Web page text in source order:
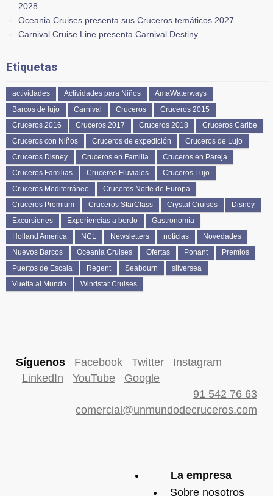
2028
Oceania Cruises presenta sus Cruceros temáticos 2027
Carnival Cruise Line presenta Carnival Destiny
Etiquetas
actividades Actividades para Niños
AmaWaterways
Barcos de lujo
Carnival Cruceros
Cruceros 2015
Cruceros 2016
Cruceros 2017 Cruceros 2018
Cruceros Caribe
Cruceros con Niños
Cruceros de expedición
Cruceros de Lujo
Cruceros Disney
Cruceros en Familia
Cruceros en Pareja
Cruceros Familias
Cruceros Fluviales
Cruceros Lujo
Cruceros Mediterráneo
Cruceros Norte de Europa
Cruceros Premium
Cruceros StarClass Crystal Cruises
Disney
Excursiones
Experiencias a bordo
Gastronomía
Holland America
NCL Newsletters noticias
Novedades
Nuevos Barcos
Oceania Cruises Ofertas Ponant
Premios
Puertos de Escala
Regent Seabourn
silversea
Vuelta al Mundo
Windstar Cruises
Síguenos Facebook Twitter
Instagram
LinkedIn
YouTube
Google
91 542 76 63
comercial@unmundodecruceros.com
La empresa
Sobre nosotros